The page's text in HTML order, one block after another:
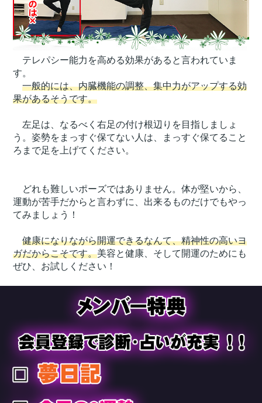
テレパシー能力を高める効果があると言われていま
す。
一般的には、内臓機能の調整、集中力がアップする効
果があるそうです。
左足は、なるべく右足の付け根辺りを目指しましょ
う。姿勢をまっすぐ保てない人は、まっすぐ保てること
ろまで足を上げてください。
どれも難しいポーズではありません。体が堅いから、
運動が苦手だからと言わずに、出来るものだけでもやっ
てみましょう！
健康になりながら開運できるなんて、精神性の高いヨ
ガだからこそです。美容と健康、そして開運のためにも
ぜひ、お試しください！